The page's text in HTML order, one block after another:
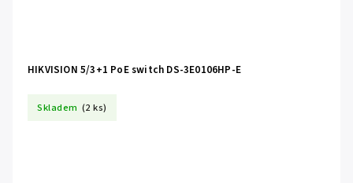
HIKVISION 5/3+1 PoE switch DS-3E0106HP-E
Skladem (2 ks)